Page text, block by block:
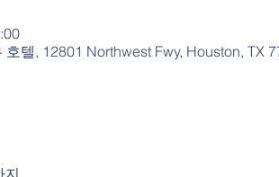
텔, 12801 Northwest Fwy, Houston, TX
지